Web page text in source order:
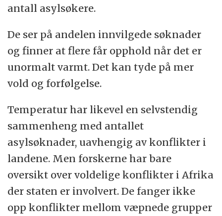
antall asylsøkere.
De ser på andelen innvilgede søknader
og finner at flere får opphold når det er
unormalt varmt. Det kan tyde på mer
vold og forfølgelse.
Temperatur har likevel en selvstendig
sammenheng med antallet
asylsøknader, uavhengig av konflikter i
landene. Men forskerne har bare
oversikt over voldelige konflikter i Afrika
der staten er involvert. De fanger ikke
opp konflikter mellom væpnede grupper